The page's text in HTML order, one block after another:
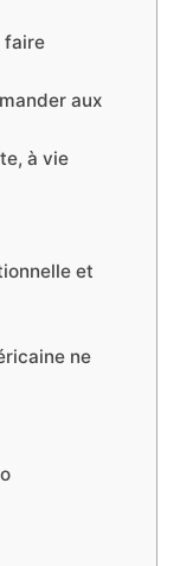
faire
aux
à vie
et
ne